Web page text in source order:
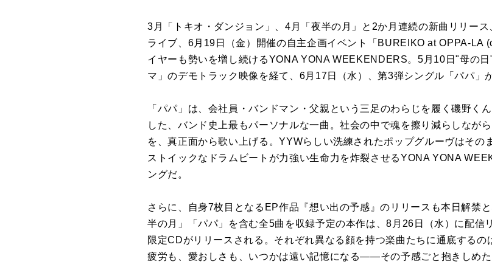
3月「トキオ・ダンジョン」、4月「夜半の月」と2か月連続の新曲リリー
ライブ、6月19日（金）開催の自主企画イベント「BUREIKO at OPPA-LA
イヤーも勢いを増し続けるYONA YONA WEEKENDERS。5月10日"母の
マ」のデモトラック映像を経て、6月17日（水）、第3弾シングル「パパ」
「パパ」は、会社員・バンドマン・父親という三足のわらじを履く磯野く
した、バンド史上最もパーソナルな一曲。社会の中で魂を擦り減らしなが
を、真正面から歌い上げる。YYWらしい洗練されたポップグルーヴはその
ストイックなドラムビートが力強い生命力を炸裂させるYONA YONA
ングだ。
さらに、自身7枚目となるEP作品『想い出の予感』のリリースも本日解禁
半の月」「パパ」を含む全5曲を収録予定の本作は、8月26日（水）に配信
限定CDがリリースされる。それぞれ異なる顔を持つ楽曲たちに通底するの
疲労も、愛おしさも、いつかは遠い記憶になる——その予感ごと抱きしめ